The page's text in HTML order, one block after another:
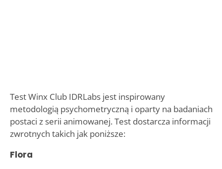
Test Winx Club IDRLabs jest inspirowany
metodologią psychometryczną i oparty na badaniach
postaci z serii animowanej. Test dostarcza informacji
zwrotnych takich jak poniższe:
Flora